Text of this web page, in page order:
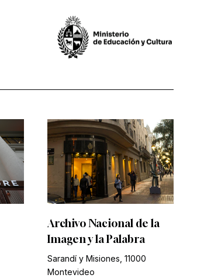
Archivo Nacional de la
Imagen y la Palabra
Sarandí y Misiones, 11000
Montevideo